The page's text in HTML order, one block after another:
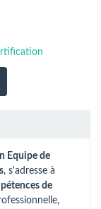
Equipe de
, s'adresse à
de